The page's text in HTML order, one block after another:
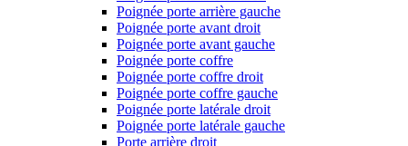
Poignée porte arrière gauche
Poignée porte avant droit
Poignée porte avant gauche
Poignée porte coffre
Poignée porte coffre droit
Poignée porte coffre gauche
Poignée porte latérale droit
Poignée porte latérale gauche
Porte arrière droit